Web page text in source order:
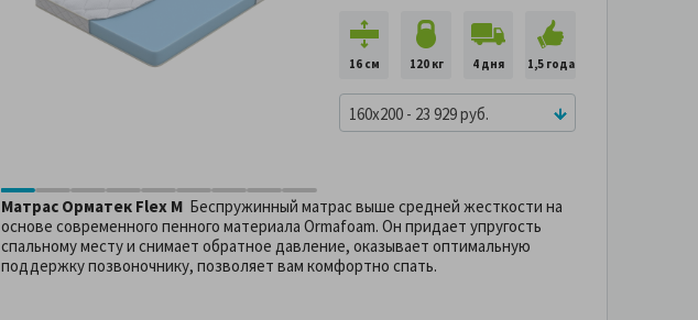
16 см 120 кг 4 дня 1,5 года
160x200 - 23 929 руб.
Матрас Орматек Flex M Беспружинный матрас выше средней жесткости на
основе современного пенного материала Ormafoam. Он придает упругость
спальному месту и снимает обратное давление, оказывает оптимальную
поддержку позвоночнику, позволяет вам комфортно спать.